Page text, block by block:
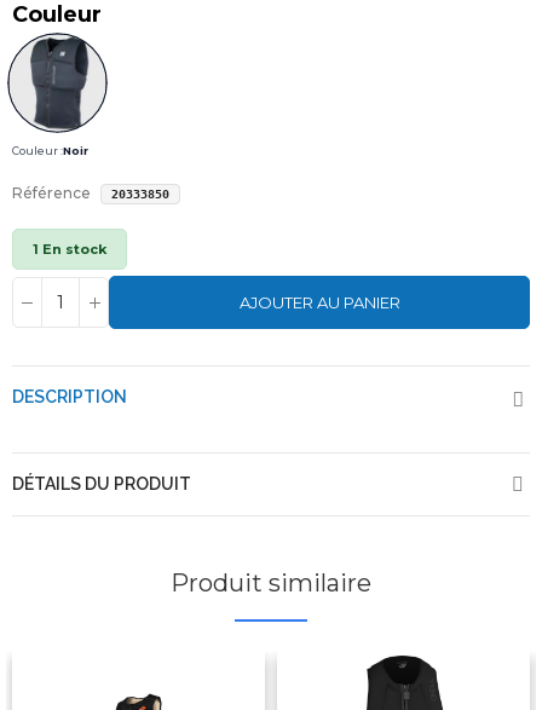
Couleur
Couleur :Noir
Référence 20333850
1 En stock
AJOUTER AU PANIER
DESCRIPTION
DÉTAILS DU PRODUIT
Produit similaire